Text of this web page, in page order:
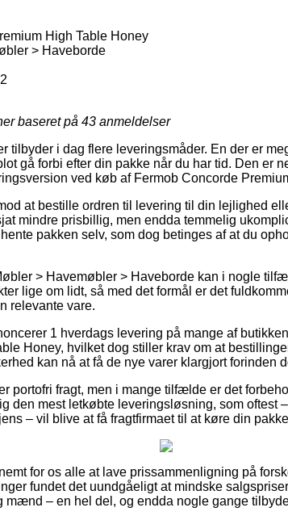
High Table Honey
> Haveborde
baseret på 43 anmeldelser
tilbyder i dag flere leveringsmåder. En der er
gå forbi efter din pakke når du har tid. Den er
ved køb af Fermob Concorde
at bestille ordren til levering til din lejlighed
mindre prisbillig, men endda temmelig
pakken selv, som dog betinges af at du
> Havemøbler > Haveborde kan i nogle
lige om lidt, så med det formål er det
relevante vare.
1 hverdags levering på mange af
Honey, hvilket dog stiller krav om at
kan nå at få de nye varer klargjort forinden
portofri fragt, men i mange tilfælde er det
den mest letkøbte leveringsløsning, som oftest
– vil blive at få fragtfirmaet til at køre din
for os alle at lave prissammenligning på
fundet det uundgåeligt at mindske
mænd – en hel del, og endda nogle gange